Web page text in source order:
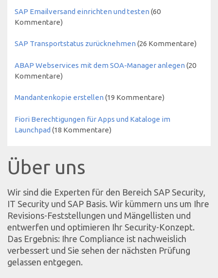
SAP Emailversand einrichten und testen (60
Kommentare)
SAP Transportstatus zurücknehmen (26 Kommentare)
ABAP Webservices mit dem SOA-Manager anlegen (20
Kommentare)
Mandantenkopie erstellen (19 Kommentare)
Fiori Berechtigungen für Apps und Kataloge im
Launchpad (18 Kommentare)
Über uns
Wir sind die Experten für den Bereich SAP Security,
IT Security und SAP Basis. Wir kümmern uns um Ihre
Revisions-Feststellungen und Mängellisten und
entwerfen und optimieren Ihr Security-Konzept.
Das Ergebnis: Ihre Compliance ist nachweislich
verbessert und Sie sehen der nächsten Prüfung
gelassen entgegen.